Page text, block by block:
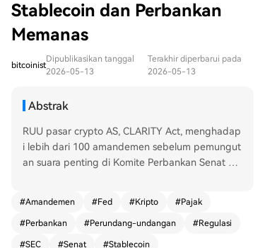
Stablecoin dan Perbankan
Memanas
bitcoinist
Dipublikasikan tanggal
2026-05-13
Terakhir diperbarui pada
2026-05-13
Abstrak
RUU pasar crypto AS, CLARITY Act, menghadap
i lebih dari 100 amandemen sebelum pemungut
an suara penting di Komite Perbankan Senat pa
ngan atas imbalan (yield) untuk stablecoin yang
tidak aktif, akses perusahaan crypto ke sistem F
ederal Reserve, dan larangan penggunaan aset
#Amandemen #Fed #Kripto #Pajak
#Perbankan #Perundang-undangan #Regulasi
#SEC #Senat #Stablecoin